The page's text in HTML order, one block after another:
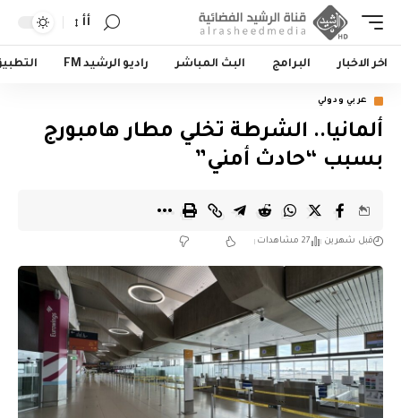
أأ
اخر الاخبار البرامج البث المباشر راديو الرشيد FM
عربي ودولي
ألمانيا.. الشرطة تخلي مطار هامبورج
بسبب “حادث أمني”
قبل شهرين 27 مشاهدات